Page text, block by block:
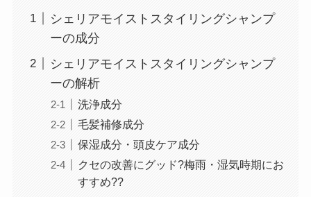
シェリアモイストスタイリングシャンプ
ーの成分
シェリアモイストスタイリングシャンプ
ーの解析
洗浄成分
毛髪補修成分
保湿成分・頭皮ケア成分
クセの改善にグッド?梅雨・湿気時期にお
すすめ??